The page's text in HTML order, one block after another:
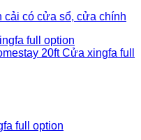
cải có cửa sổ, cửa chính
full option